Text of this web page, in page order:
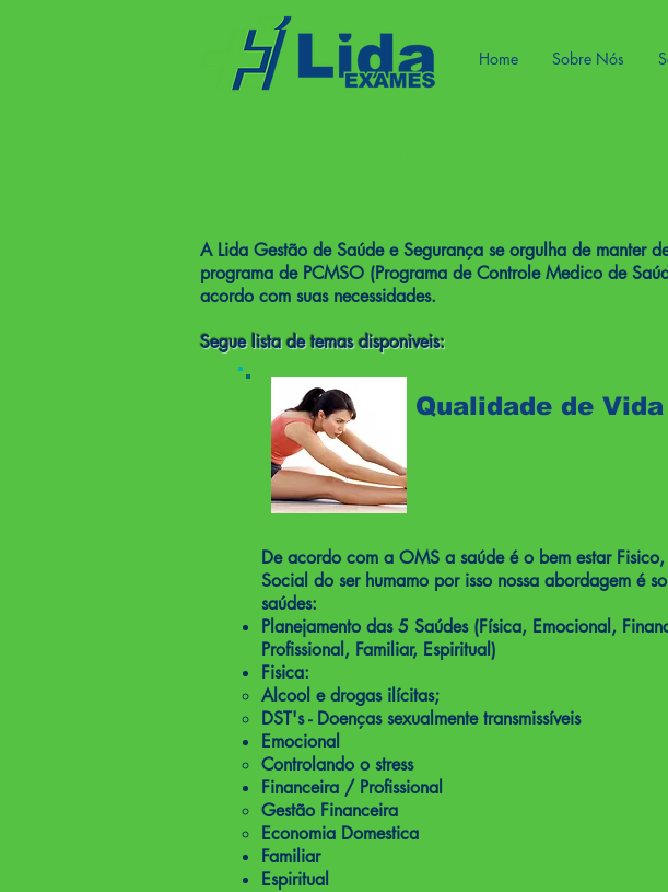
Home Sobre Nós
A Lida Gestão de Saúde e Segurança se orgulha de manter
programa de PCMSO (Programa de Controle Medico de
acordo com suas necessidades.
Segue lista de temas disponiveis:
Qualidade de Vida
De acordo com a OMS a saúde é o bem estar Fisico,
Social do ser humamo por isso nossa abordagem é
saúdes:
Planejamento das 5 Saúdes(Física, Emocional,
Profissional, Familiar, Espiritual)
Fisica:
Alcool e drogas ilícitas;
​DST's - Doenças sexualmente transmissíveis
Emocional
Controlando o stress
Financeira / Profissiona
Gestão Financeira
Economia Domestica
Familiar
Espiritual